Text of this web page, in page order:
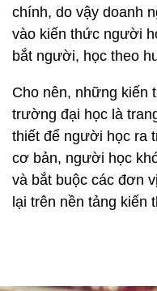
chính, do vậy doanh
vào kiến thức người
bắt người, học theo
Cho nên, những kiến
trường đại học là
thiết để người học ra
cơ bản, người học
và bắt buộc các đơn
lại trên nền tảng kiến